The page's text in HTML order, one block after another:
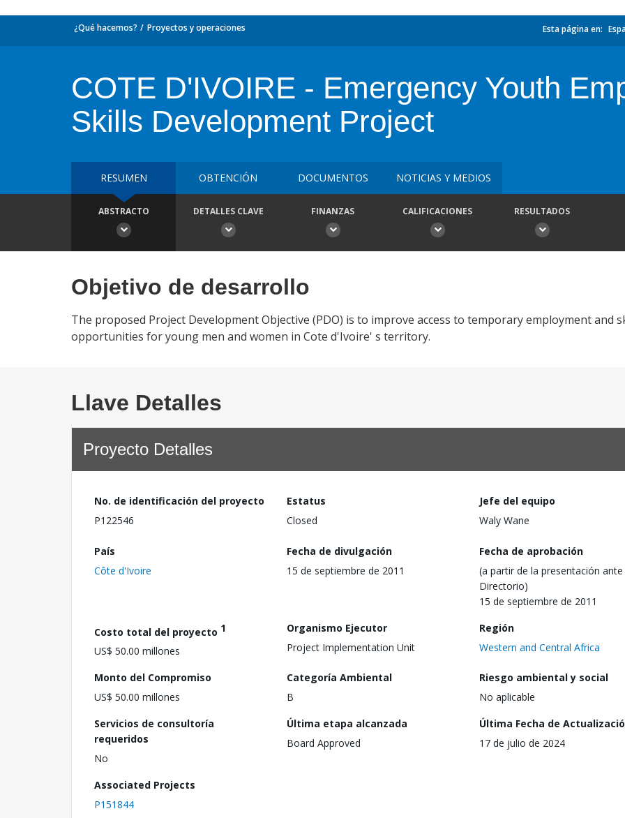
¿Qué hacemos? Proyectos y operaciones Esta página en:
COTE D'IVOIRE - Emergency Youth
Skills Development Project
RESUMEN OBTENCIÓN DOCUMENTOS NOTICIAS Y MEDIOS
ABSTRACTO DETALLES CLAVE FINANZAS CALIFICACIONES RESULTADOS
Objetivo de desarrollo
The proposed Project Development Objective (PDO) is to improve access to temporary employment and
opportunities for young men and women in Cote d'Ivoire' s territory.
Llave Detalles
Proyecto Detalles
No. de identificación del proyecto
P122546
Estatus
Closed
Jefe del equipo
Waly Wane
País
Côte d'Ivoire
Fecha de divulgación
15 de septiembre de 2011
Fecha de aprobación
(a partir de la presentación ante
Directorio)
15 de septiembre de 2011
Costo total del proyecto 1
US$ 50.00 millones
Organismo Ejecutor
Project Implementation Unit
Región
Western and Central Africa
Monto del Compromiso
US$ 50.00 millones
Categoría Ambiental
B
Riesgo ambiental y social
No aplicable
Servicios de consultoría
requeridos
No
Última etapa alcanzada
Board Approved
Última Fecha de
17 de julio de 2024
Associated Projects
P151844